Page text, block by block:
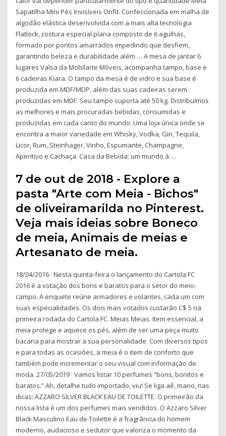
Sapatilha Mini Pés Invisíveis Onfit. Confeccionada em malha de
algodão elástica desenvolvida com a mais alta tecnologia
Flatlock, costura especial plana composto de 6 agulhas,
formado por pontos amarrados impedindo que desfiem,
garantindo beleza e durabilidade além … A mesa de jantar 6
lugares Valsa da Mobilarte Móveis, acompanha tampo, base e
6 cadeiras Kiara. O tampo da mesa é de vidro e sua base é
produzida em MDF/MDP, além das suas cadeiras serem
produzidas em MDF. Seu tampo suporta até 50 kg. Distribuímos
as melhores e mais procuradas bebidas, consumidas e
produzidas em cada canto do mundo. Uma loja única onde se
encontra a maior variedade em Whisky, Vodka, Gin, Tequila,
Licor, Rum, Steinhager, Vinho, Espumante, Champagne,
Aperitivo e Cachaça. Casa da Bebida: um mundo à …
7 de out de 2018 - Explore a
pasta "Arte com Meia - Bichos"
de oliveiramarilda no Pinterest.
Veja mais ideias sobre Boneco
de meia, Animais de meias e
Artesanato de meia.
18/04/2016 · Nesta quinta-feira o lançamento do Cartola FC
2016 é a votação dos bons e baratos para o setor do meio-
campo. A enquete reúne armadores e volantes, cada um com
suas especialidades. Os dois mais votados custarão C$ 5 na
primeira rodada do Cartola FC. Meias Meias. Item essencial, a
meia protege e aquece os pés, além de ser uma peça muito
bacana para mostrar a sua personalidade. Com diversos tipos
e para todas as ocasiões, a meia é o item de conforto que
também pode incrementar o seu visual com informação de
moda. 27/05/2019 · Vamos listar 10 perfumes “bons, bonitos e
baratos.” Ah, detalhe tudo importado, viu! Se liga aê, mano, nas
dicas: AZZARO SILVER BLACK EAU DE TOILETTE. O primeirão da
nossa lista é um dos perfumes mais vendidos. O Azzaro Silver
Black Masculino Eau de Toilette é a fragrância do homem
moderno, audacioso e sedutor que valoriza o momento da